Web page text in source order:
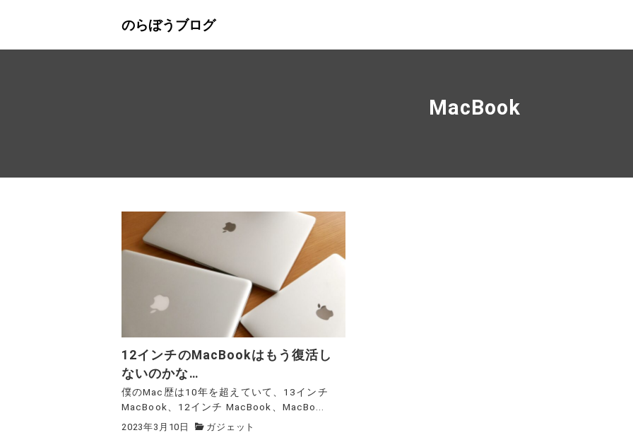
のらぼうブログ
MacBook
12インチのMacBookはもう復活し
ないのかな…
僕のMac歴は10年を超えていて、13インチ
MacBook、12インチ MacBook、MacBo...
2023年3月10日 ガジェット